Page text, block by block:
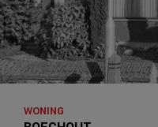
WONING